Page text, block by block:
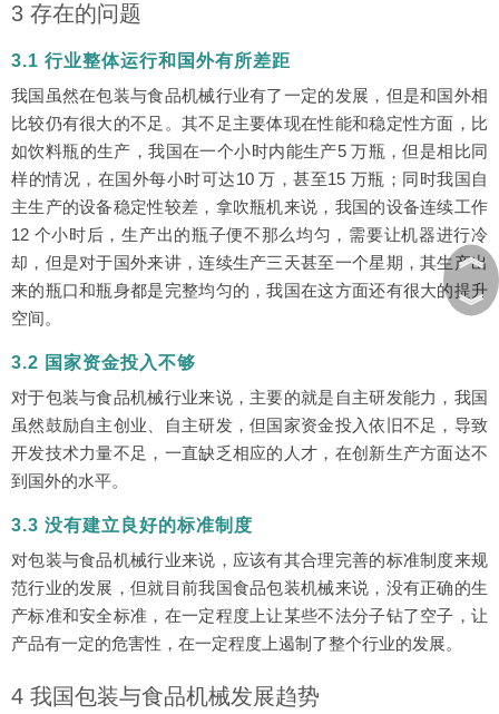
3 存在的问题
3.1 行业整体运行和国外有所差距
我国虽然在包装与食品机械行业有了一定的发展，但是和国外相
比较仍有很大的不足。其不足主要体现在性能和稳定性方面，比
如饮料瓶的生产，我国在一个小时内能生产5 万瓶，但是相比同
样的情况，在国外每小时可达10 万，甚至15 万瓶；同时我国自
主生产的设备稳定性较差，拿吹瓶机来说，我国的设备连续工作
12 个小时后，生产出的瓶子便不那么均匀，需要让机器进行冷
却，但是对于国外来讲，连续生产三天甚至一个星期，其生产出
来的瓶口和瓶身都是完整均匀的，我国在这方面还有很大的提升
空间。
3.2 国家资金投入不够
对于包装与食品机械行业来说，主要的就是自主研发能力，我国
虽然鼓励自主创业、自主研发，但国家资金投入依旧不足，导致
开发技术力量不足，一直缺乏相应的人才，在创新生产方面达不
到国外的水平。
3.3 没有建立良好的标准制度
对包装与食品机械行业来说，应该有其合理完善的标准制度来规
范行业的发展，但就目前我国食品包装机械来说，没有正确的生
产标准和安全标准，在一定程度上让某些不法分子钻了空子，让
产品有一定的危害性，在一定程度上遏制了整个行业的发展。
4 我国包装与食品机械发展趋势
︽
︾